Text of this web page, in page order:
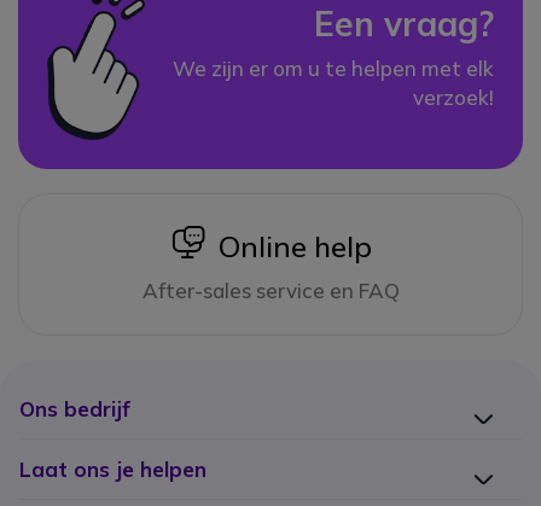
Een vraag?
We zijn er om u te helpen met elk
verzoek!
icon
Online help
After-sales service en FAQ
Ons bedrijf
Laat ons je helpen